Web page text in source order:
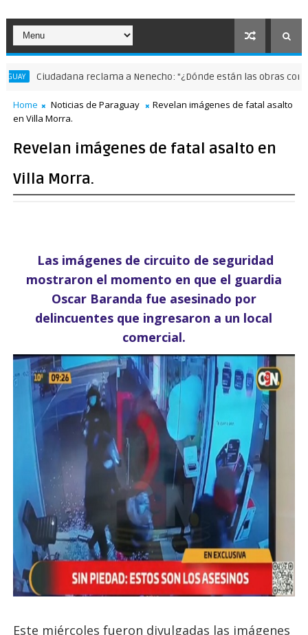
Ciudadana reclama a Nenecho: "¿Dónde están las obras
Home Noticias de Paraguay
Revelan imágenes de fatal asalto
en Villa Morra.
Revelan imágenes de fatal asalto en
Villa Morra.
Las imágenes de circuito de seguridad
mostraron el momento en que el guardia
Oscar Baranda fue asesinado por
delincuentes que ingresaron a un local
comercial.
Este miércoles fueron divulgadas las imágenes